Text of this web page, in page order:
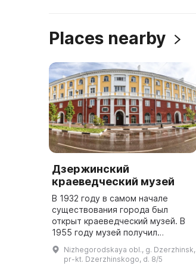
Places nearby
Дзержинский
краеведческий музей
В 1932 году в самом начале
существования города был
открыт краеведческий музей. В
1955 году музей получил
собственное здание, а жители
города помогли расширить его
коллекцию, принося в него
Nizhegorodskaya obl., g. Dzerzhinsk,
pr-kt. Dzerzhinskogo, d. 8/5